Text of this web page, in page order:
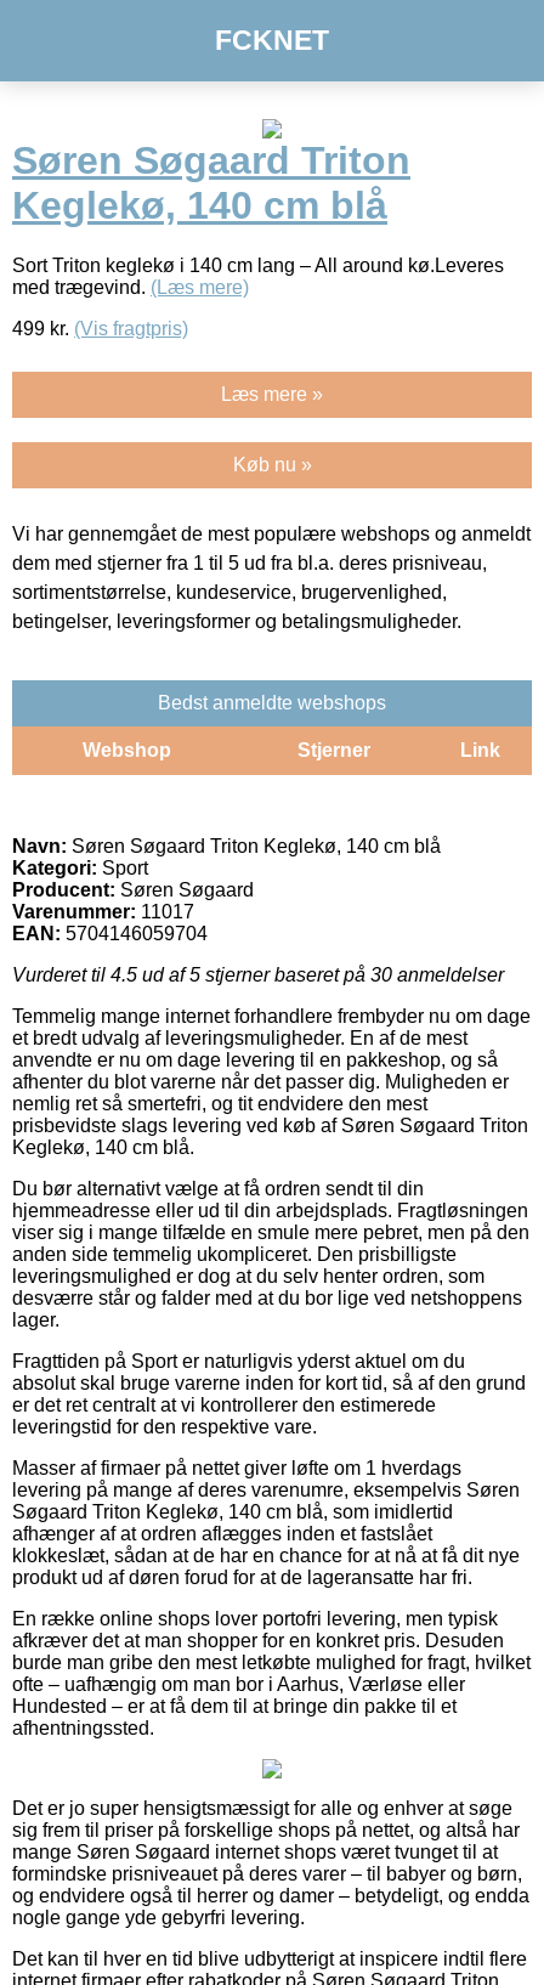
FCKNET
Søren Søgaard Triton
Keglekø, 140 cm blå
Sort Triton keglekø i 140 cm lang – All around kø.Leveres
med trægevind. (Læs mere)
499 kr. (Vis fragtpris)
Læs mere »
Køb nu »
Vi har gennemgået de mest populære webshops og anmeldt
dem med stjerner fra 1 til 5 ud fra bl.a. deres prisniveau,
sortimentstørrelse, kundeservice, brugervenlighed,
betingelser, leveringsformer og betalingsmuligheder.
Bedst anmeldte webshops
Webshop Stjerner Link
Navn: Søren Søgaard Triton Keglekø, 140 cm blå
Kategori: Sport
Producent: Søren Søgaard
Varenummer: 11017
EAN: 5704146059704
Vurderet til 4.5 ud af 5 stjerner baseret på 30 anmeldelser
Temmelig mange internet forhandlere frembyder nu om dage
et bredt udvalg af leveringsmuligheder. En af de mest
anvendte er nu om dage levering til en pakkeshop, og så
afhenter du blot varerne når det passer dig. Muligheden er
nemlig ret så smertefri, og tit endvidere den mest
prisbevidste slags levering ved køb af Søren Søgaard Triton
Keglekø, 140 cm blå.
Du bør alternativt vælge at få ordren sendt til din
hjemmeadresse eller ud til din arbejdsplads. Fragtløsningen
viser sig i mange tilfælde en smule mere pebret, men på den
anden side temmelig ukompliceret. Den prisbilligste
leveringsmulighed er dog at du selv henter ordren, som
desværre står og falder med at du bor lige ved netshoppens
lager.
Fragttiden på Sport er naturligvis yderst aktuel om du
absolut skal bruge varerne inden for kort tid, så af den grund
er det ret centralt at vi kontrollerer den estimerede
leveringstid for den respektive vare.
Masser af firmaer på nettet giver løfte om 1 hverdags
levering på mange af deres varenumre, eksempelvis Søren
Søgaard Triton Keglekø, 140 cm blå, som imidlertid
afhænger af at ordren aflægges inden et fastslået
klokkeslæt, sådan at de har en chance for at nå at få dit nye
produkt ud af døren forud for at de lageransatte har fri.
En række online shops lover portofri levering, men typisk
afkræver det at man shopper for en konkret pris. Desuden
burde man gribe den mest letkøbte mulighed for fragt, hvilket
ofte – uafhængig om man bor i Aarhus, Værløse eller
Hundested – er at få dem til at bringe din pakke til et
afhentningssted.
Det er jo super hensigtsmæssigt for alle og enhver at søge
sig frem til priser på forskellige shops på nettet, og altså har
mange Søren Søgaard internet shops været tvunget til at
formindske prisniveauet på deres varer – til babyer og børn,
og endvidere også til herrer og damer – betydeligt, og endda
nogle gange yde gebyrfri levering.
Det kan til hver en tid blive udbytterigt at inspicere indtil flere
internet firmaer efter rabatkoder på Søren Søgaard Triton